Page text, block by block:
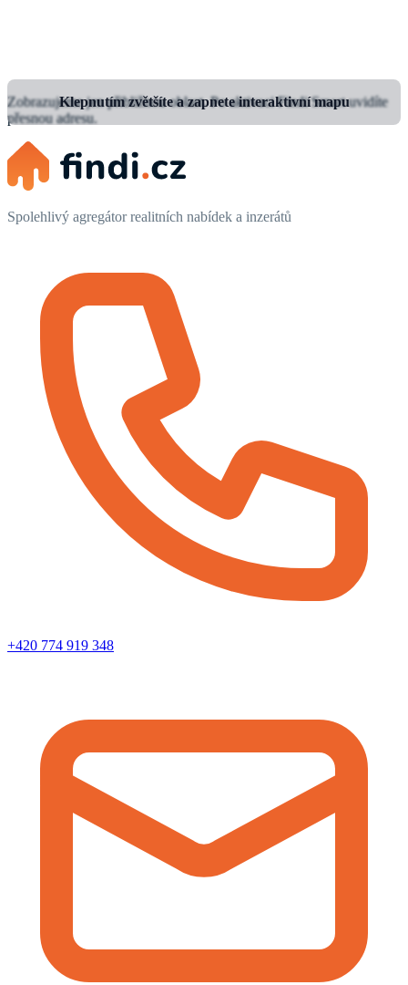
Klepnutím zvětšíte a zapnete interaktivní mapu
Zobrazujeme jen přibližnou oblast.Po aktivaci Findi Smart uvidíte
přesnou adresu.
Spolehlivý agregátor realitních nabídek a inzerátů
+420 774 919 348